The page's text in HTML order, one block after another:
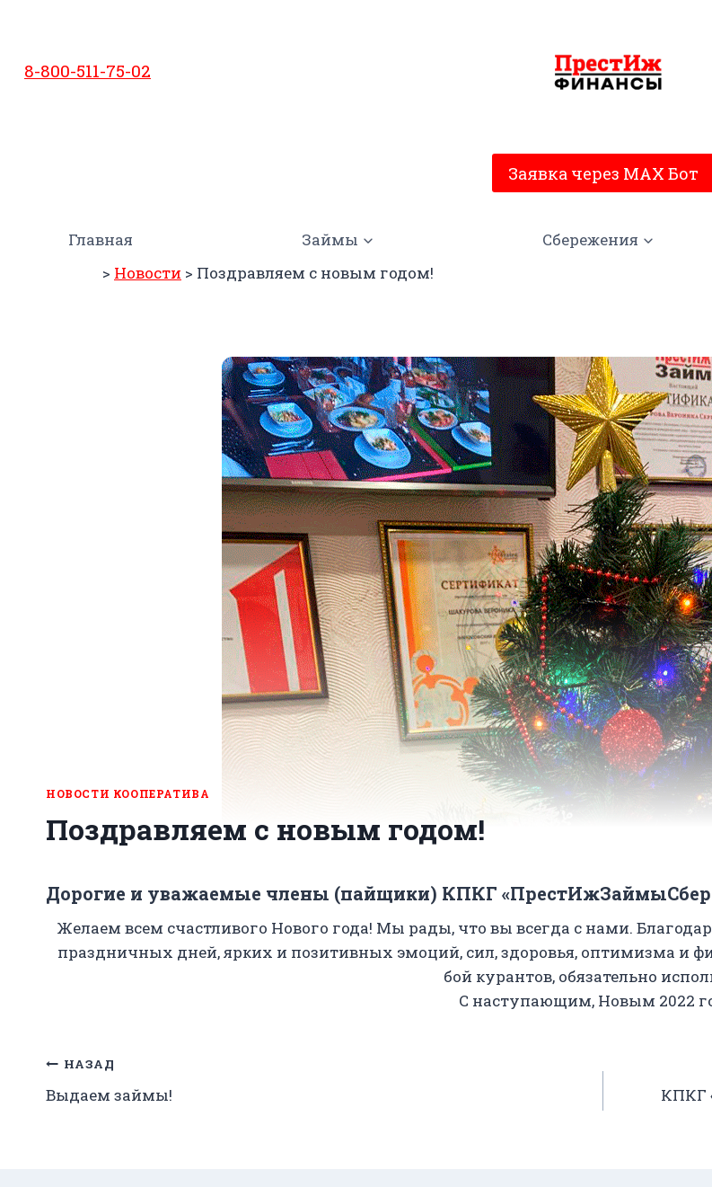
содержимому
8-800-511-75-02
Заявка через MAX Бот
Главная Займы Сбережения
> Новости > Поздравляем с новым годом!
НОВОСТИ КООПЕРАТИВА
Поздравляем с новым годом!
Дорогие и уважаемые члены (пайщики) КПКГ
Желаем всем счастливого Нового года! Мы рады, что вы всегда с нами.
праздничных дней, ярких и позитивных эмоций, сил, здоровья, оптимизма и
бой курантов, обязательно
С наступающим, Новым 2022
Навигация
по
НАЗАД
Выдаем займы!
КПКГ